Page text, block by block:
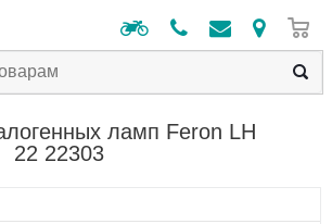
ламп Feron LH
22 22303